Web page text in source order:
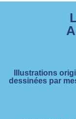
Illustrations
dessinées par